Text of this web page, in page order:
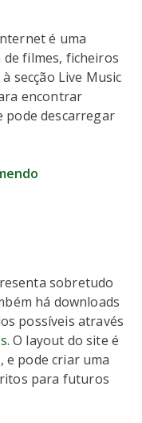
é uma
filmes, ficheiros
secção Live Music
encontrar
pode descarregar
sobretudo
há downloads
possíveis através
. O layout do site é
e pode criar uma
para futuros